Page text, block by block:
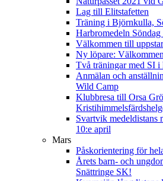
Lag till Elitstafetten
Träning i Björnkulla,
Harbromedeln
Välkommen till
Ny löpare:
Två träningar med SI i
Anmälan och
Wild Camp
Klubbresa till Orsa
Svartvik medeldistans
10:e april
Mars
Påskorientering för
Årets barn- och
Snättringe SK!